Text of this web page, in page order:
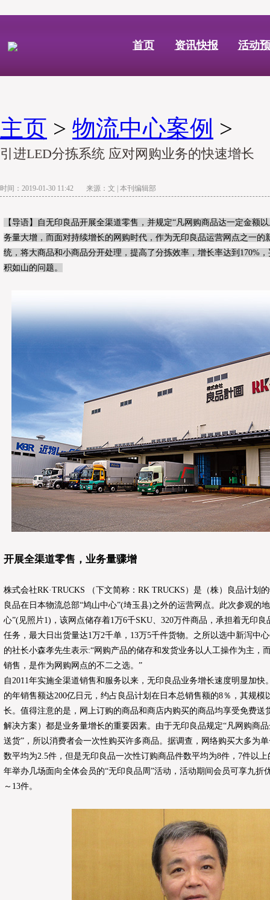
首页 资讯快报 活动
主页 > 物流中心案例 >
引进LED分拣系统 应对网购业务的快速增长
时间：2019-01-30 11:42 来源：文 | 本刊编辑部
【导语】自无印良品开展全渠道零售，并规定“凡网购商品达一定金额
务量大增，而面对持续增长的网购时代，作为无印良品运营网点之一的
统，将大商品和小商品分开处理，提高了分拣效率，增长率达到170%
积如山的问题。
开展全渠道零售，业务量骤增
株式会社RK·TRUCKS （下文简称：RK TRUCKS）是（株）良品计划
良品在日本物流总部“鸠山中心”(埼玉县)之外的运营网点。此次参观的
心”(见照片1)，该网点储存着1万6千SKU、320万件商品，承担着无印
任务，最大日出货量达1万2千单，13万5千件货物。之所以选中新泻中
的社长小森孝先生表示:“网购产品的储存和发货业务以人工操作为主，
销售，是作为网购网点的不二之选。”
自2011年实施全渠道销售和服务以来，无印良品业务增长速度明显加快
的年销售额达200亿日元，约占良品计划在日本总销售额的8％，其规模
长。值得注意的是，网上订购的商品和商店内购买的商品均享受免费送
解决方案）都是业务量增长的重要因素。由于无印良品规定“凡网购商
送货”，所以消费者会一次性购买许多商品。据调查，网络购买大多为
数平均为2.5件，但是无印良品一次性订购商品件数平均为8件，7件以
年举办几场面向全体会员的“无印良品周”活动，活动期间会员可享九折
～13件。